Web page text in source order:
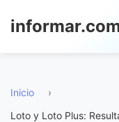
Inicio
›
Loto y Loto Plus: